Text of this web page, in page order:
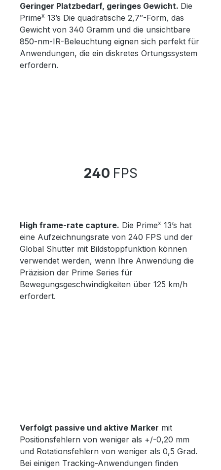
Geringer Platzbedarf, geringes Gewicht. Die
Primex 13’s Die quadratische 2,7″-Form, das
Gewicht von 340 Gramm und die unsichtbare
850-nm-IR-Beleuchtung eignen sich perfekt für
Anwendungen, die ein diskretes Ortungssystem
erfordern.
240 FPS
High frame-rate capture. Die Primex 13’s hat
eine Aufzeichnungsrate von 240 FPS und der
Global Shutter mit Bildstoppfunktion können
verwendet werden, wenn Ihre Anwendung die
Präzision der Prime Series für
Bewegungsgeschwindigkeiten über 125 km/h
erfordert.
Verfolgt passive und aktive Marker mit
Positionsfehlern von weniger als +/-0,20 mm
und Rotationsfehlern von weniger als 0,5 Grad.
Bei einigen Tracking-Anwendungen finden